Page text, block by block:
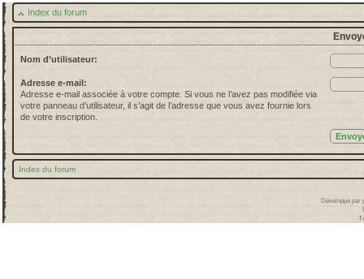
Index du forum
Nom d’utilisateur:
Adresse e-mail:
Adresse e-mail associée à votre compte. Si vous ne l’avez pas modifiée via
votre panneau d’utilisateur, il s’agit de l’adresse que vous avez fournie lors
de votre inscription.
Index du forum
Développé par